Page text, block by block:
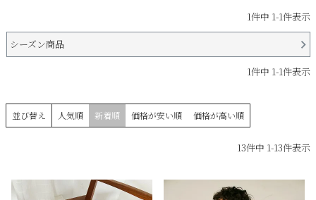
1件中 1-1件表示
シーズン商品
1件中 1-1件表示
並び替え 人気順 新着順 価格が安い順 価格が高い順
13件中 1-13件表示